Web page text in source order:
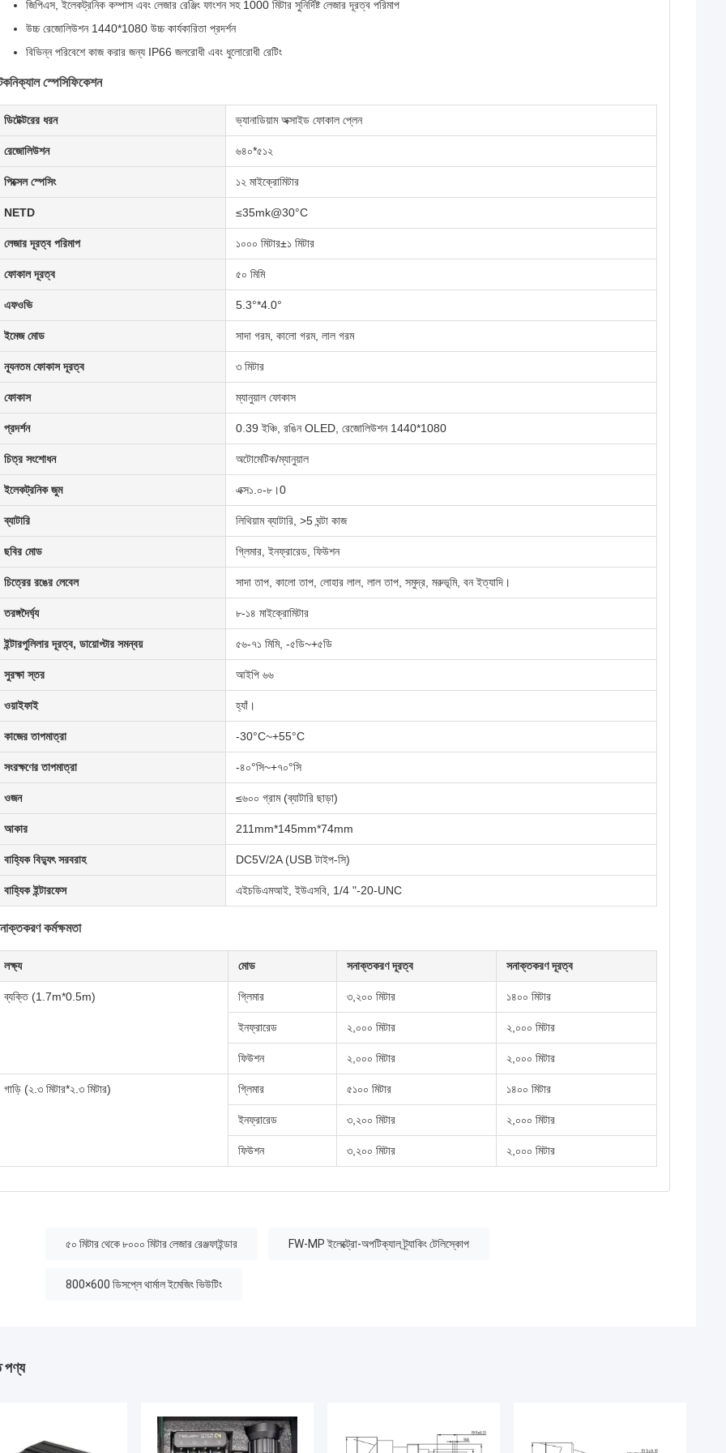
জিপিএস, ইলেকট্রনিক কম্পাস এবং লেজার রেঞ্জিং ফাংশন সহ 1000 মিটার সুনির্দিষ্ট লেজার দূরত্ব পরিমাপ
উচ্চ রেজোলিউশন 1440*1080 উচ্চ কার্যকারিতা প্রদর্শন
বিভিন্ন পরিবেশে কাজ করার জন্য IP66 জলরোধী এবং ধুলোরোধী রেটিং
স্পেসিফিকেশন
ডিটেক্টরের ধরন ভ্যানাডিয়াম অক্সাইড ফোকাল প্লেন
রেজোলিউশন ৬৪০*৫১২
পিক্সেল স্পেসিং ১২ মাইক্রোমিটার
NETD ≤35mk@30°C
লেজার দূরত্ব পরিমাপ ১০০০ মিটার±১ মিটার
ফোকাল দূরত্ব ৫০ মিমি
এফওভি 5.3°*4.0°
ইমেজ মোড সাদা গরম, কালো গরম, লাল গরম
ন্যূনতম ফোকাস দূরত্ব ৩ মিটার
ফোকাস ম্যানুয়াল ফোকাস
প্রদর্শন 0.39 ইঞ্চি, রঙিন OLED, রেজোলিউশন 1440*1080
চিত্র সংশোধন অটোমেটিক/ম্যানুয়াল
ইলেকট্রনিক জুম এক্স১.০-৮।0
ব্যাটারি লিথিয়াম ব্যাটারি, >5 ঘন্টা কাজ
ছবির মোড গ্লিমার, ইনফ্রারেড, ফিউশন
চিত্রের রঙের লেবেল সাদা তাপ, কালো তাপ, লোহার লাল, লাল তাপ, সমুদ্র, মরুভূমি, বন ইত্যাদি।
তরঙ্গদৈর্ঘ্য ৮-১৪ মাইক্রোমিটার
ইন্টারপুলিলার দূরত্ব, ডায়োপ্টার সমন্বয় ৫৬-৭১ মিমি, -৫ডি~+৫ডি
সুরক্ষা স্তর আইপি ৬৬
ওয়াইফাই হ্যাঁ।
কাজের তাপমাত্রা -30°C~+55°C
সংরক্ষণের তাপমাত্রা -৪০°সি~+৭০°সি
ওজন ≤৬০০ গ্রাম (ব্যাটারি ছাড়া)
আকার 211mm*145mm*74mm
বাহ্যিক বিদ্যুৎ সরবরাহ DC5V/2A (USB টাইপ-সি)
বাহ্যিক ইন্টারফেস এইচডিএমআই, ইউএসবি, 1/4 "-20-UNC
কর্মক্ষমতা
লক্ষ্য মোড সনাক্তকরণ দূরত্ব সনাক্তকরণ দূরত্ব
ব্যক্তি (1.7m*0.5m) গ্লিমার ৩,২০০ মিটার ১৪০০ মিটার
ইনফ্রারেড ২,০০০ মিটার ২,০০০ মিটার
ফিউশন ২,০০০ মিটার ২,০০০ মিটার
গাড়ি (২.৩ মিটার*২.৩ মিটার) গ্লিমার ৫১০০ মিটার ১৪০০ মিটার
ইনফ্রারেড ৩,২০০ মিটার ২,০০০ মিটার
ফিউশন ৩,২০০ মিটার ২,০০০ মিটার
৫০ মিটার থেকে ৮০০০ মিটার লেজার রেঞ্জফাইন্ডার FW-MP ইলেক্ট্রো-অপটিক্যাল ট্র্যাকিং টেলিস্কোপ
800×600 ডিসপ্লে থার্মাল ইমেজিং ভিউটিং
পণ্য